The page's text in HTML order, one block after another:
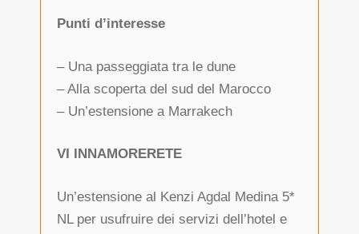
Punti d’interesse
– Una passeggiata tra le dune
– Alla scoperta del sud del Marocco
– Un’estensione a Marrakech
VI INNAMORERETE
Un’estensione al Kenzi Agdal Medina 5*
NL per usufruire dei servizi dell’hotel e